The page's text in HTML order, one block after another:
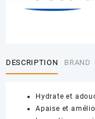
DESCRIPTION BRAND
Hydrate et
Apaise et